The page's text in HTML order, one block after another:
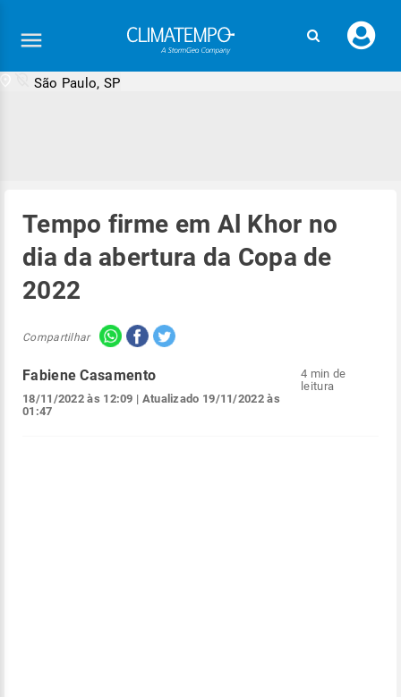
seu
São Paulo, SP
Tempo firme em Al Khor no
dia da abertura da Copa de
2022
Compartilhar
Fabiene Casamento
18/11/2022 às 12:09 | Atualizado 19/11/2022 às
01:47
4 min de
leitura